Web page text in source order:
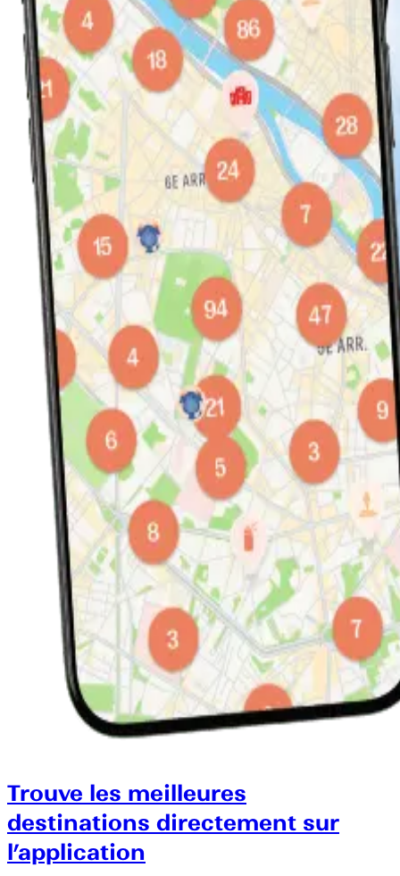
Trouve les meilleures
destinations directement sur
l’application